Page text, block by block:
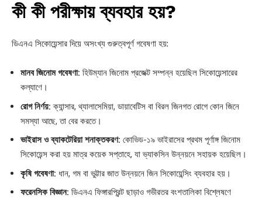
কী কী পরীক্ষায় ব্যবহার হয়?
ডিএনএ সিকোয়েন্সার দিয়ে অসংখ্য গুরুত্বপূর্ণ গবেষণা হয়:
মানব জিনোম গবেষণা: হিউম্যান জিনোম প্রজেক্ট সম্পন্ন হয়েছিল সিকোয়েন্সারের
কল্যাণে।
রোগ নির্ণয়: ক্যান্সার, থ্যালাসেমিয়া, ডায়াবেটিস বা বিরল জিনগত রোগে কোন জিনে
সমস্যা আছে, তা বের করতে।
ভাইরাস ও ব্যাকটেরিয়া শনাক্তকরণ: কোভিড-১৯ ভাইরাসের প্রথম পূর্ণাঙ্গ জিনোম
সিকোয়েন্স করা হয় মাত্র কয়েক সপ্তাহে, যা ভ্যাকসিন উন্নয়নে সহায়ক হয়েছিল।
কৃষি গবেষণা: ধান, গম বা ভুট্টার জাত উন্নয়নে জিন সিকোয়েন্সিং ব্যবহার হয়।
ফরেনসিক বিজ্ঞান: ডিএনএ ফিঙ্গারপ্রিন্ট ছাড়াও গভীরতর বংশতালিকা বিশ্লেষণে